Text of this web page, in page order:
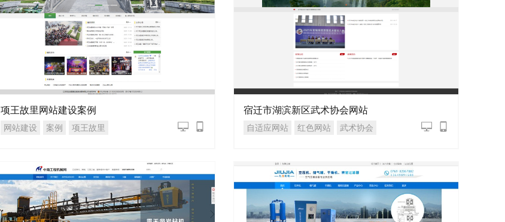
项王故里网站建设案例
网站建设 案例 项王故里
宿迁市湖滨新区武术协会网站
自适应网站 红色网站 武术协会